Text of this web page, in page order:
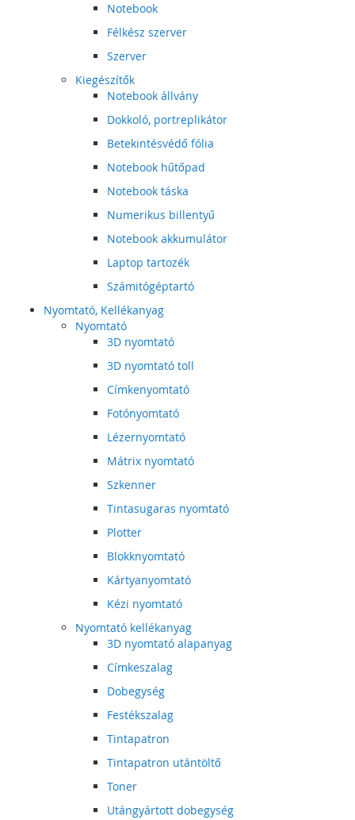
Notebook
Félkész szerver
Szerver
Kiegészítők
Notebook állvány
Dokkoló, portreplikátor
Betekintésvédő fólia
Notebook hűtőpad
Notebook táska
Numerikus billentyű
Notebook akkumulátor
Laptop tartozék
Számitógéptartó
Nyomtató, Kellékanyag
Nyomtató
3D nyomtató
3D nyomtató toll
Címkenyomtató
Fotónyomtató
Lézernyomtató
Mátrix nyomtató
Szkenner
Tintasugaras nyomtató
Plotter
Blokknyomtató
Kártyanyomtató
Kézi nyomtató
Nyomtató kellékanyag
3D nyomtató alapanyag
Címkeszalag
Dobegység
Festékszalag
Tintapatron
Tintapatron utántöltő
Toner
Utángyártott dobegység